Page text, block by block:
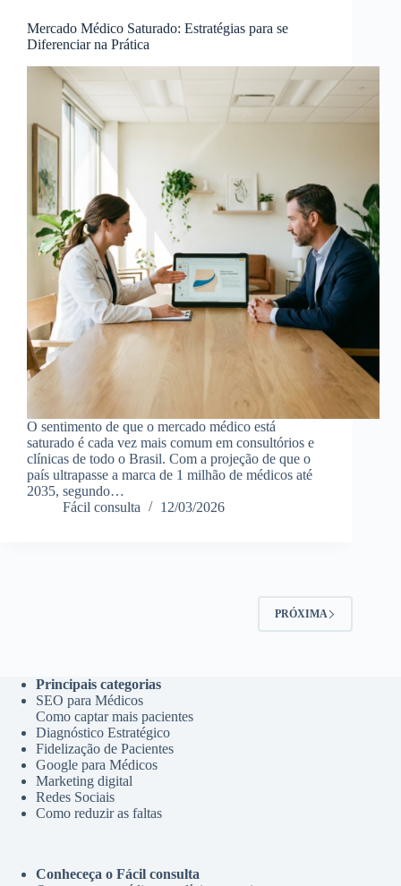
Mercado Médico Saturado: Estratégias para se
Diferenciar na Prática
O sentimento de que o mercado médico está
saturado é cada vez mais comum em consultórios e
clínicas de todo o Brasil. Com a projeção de que o
país ultrapasse a marca de 1 milhão de médicos até
2035, segundo…
Fácil consulta
12/03/2026
PRÓXIMA
Principais categorias
SEO para Médicos
Como captar mais pacientes
Diagnóstico Estratégico
Fidelização de Pacientes
Google para Médicos
Marketing digital
Redes Sociais
Como reduzir as faltas
Conheceça o Fácil consulta